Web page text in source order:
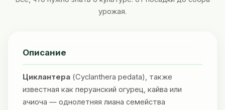
урожая.
Описание
Циклантера (Cyclanthera pedata), также
известная как перуанский огурец, кайва или
ачиоча — однолетняя лиана семейства